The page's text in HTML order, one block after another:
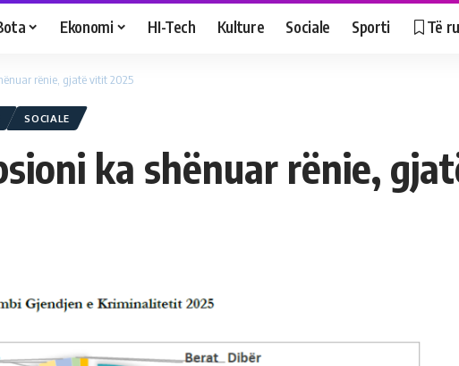
Ekonomi HI-Tech Kulture Sociale Sporti Të
rënie, gjatë vitit 2025
SOCIALE
ka shënuar rënie,